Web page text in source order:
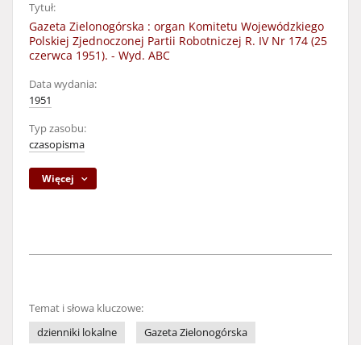
Tytuł:
Gazeta Zielonogórska : organ Komitetu Wojewódzkiego
Polskiej Zjednoczonej Partii Robotniczej R. IV Nr 174 (25
czerwca 1951). - Wyd. ABC
Data wydania:
1951
Typ zasobu:
czasopisma
Więcej
Temat i słowa kluczowe:
dzienniki lokalne
Gazeta Zielonogórska